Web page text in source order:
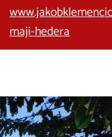
maji-hedera